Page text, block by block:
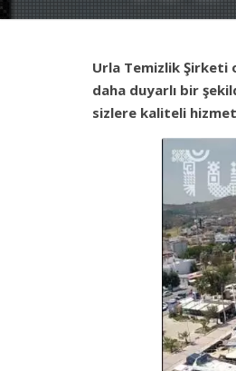
Urla Temizlik Şirketi
daha duyarlı bir
sizlere kaliteli